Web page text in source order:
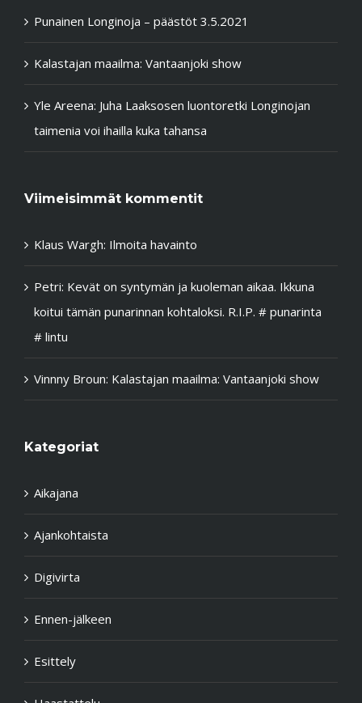
Punainen Longinoja – päästöt 3.5.2021
Kalastajan maailma: Vantaanjoki show
Yle Areena: Juha Laaksosen luontoretki Longinojan
taimenia voi ihailla kuka tahansa
Viimeisimmät kommentit
Klaus Wargh: Ilmoita havainto
Petri: Kevät on syntymän ja kuoleman aikaa. Ikkuna
koitui tämän punarinnan kohtaloksi. R.I.P. # punarinta
# lintu
Vinnny Broun: Kalastajan maailma: Vantaanjoki show
Kategoriat
Aikajana
Ajankohtaista
Digivirta
Ennen-jälkeen
Esittely